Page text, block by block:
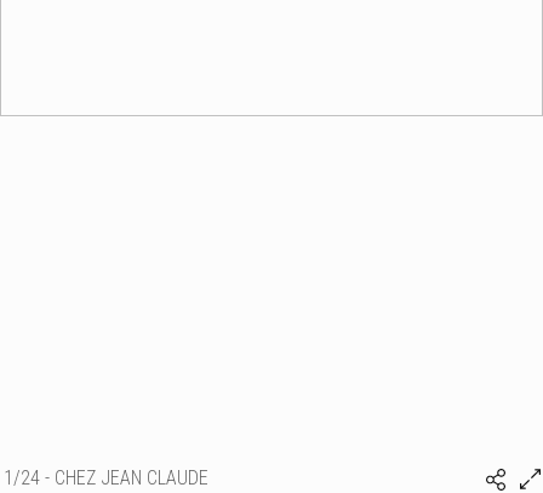
1/24 - CHEZ JEAN CLAUDE